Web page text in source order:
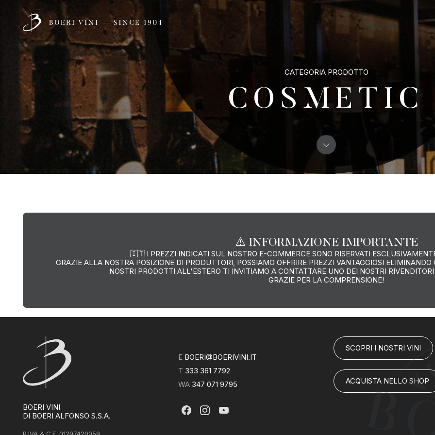
SCOPRI Meet
OUR FAMILY
Explore
OUR PRODUCTION
CATEGORIA PRODOTTO
COSMETIC
⚠️ INFORMAZIONE IMPORTANTE
🇮🇹I PREZZI INDICATI SUL NOSTRO E-COMMERCE SONO RISERVATI
GRAZIE ALLA NOSTRA POSIZIONE DI PRODUTTORI, POSSIAMO OFFRIRE PREZZI VANTAGGIOSI
NOSTRI PRODOTTI ALL'ESTERO TI INVITIAMO A CONTATTARE UNO DEI NOSTRI
GRAZIE PER LA COMPRENSIONE!
BOERI VINI
DI BOERI ALFONSO S.S.A.
E BOERI@BOERIVINI.IT
T 333 361 7792
WA 347 071 9795
SCOPRI I NOSTRI VINI
ACQUISTA NELLO SHOP